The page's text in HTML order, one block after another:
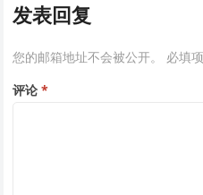
发表回复
您的邮箱地址不会被公开。 必填
评论*